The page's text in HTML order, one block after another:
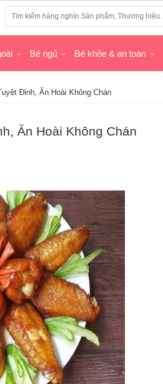
Bé ngủ Bé khỏe & an toàn
Đỉnh, Ăn Hoài Không Chán
Ăn Hoài Không Chán